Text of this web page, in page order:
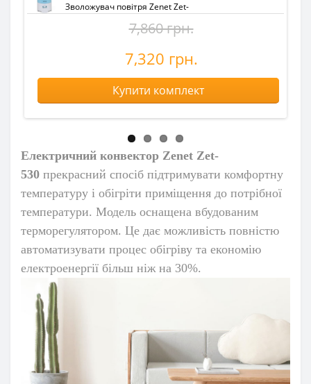
Зволожувач повітря Zenet Zet-
7,860 грн.
7,320 грн.
Купити комплект
Електричний конвектор Zenet Zet-
530 прекрасний спосіб підтримувати комфортну
температуру і обігріти приміщення до потрібної
температури. Модель оснащена вбудованим
терморегулятором. Це дає можливість повністю
автоматизувати процес обігріву та економію
електроенергії більш ніж на 30%.